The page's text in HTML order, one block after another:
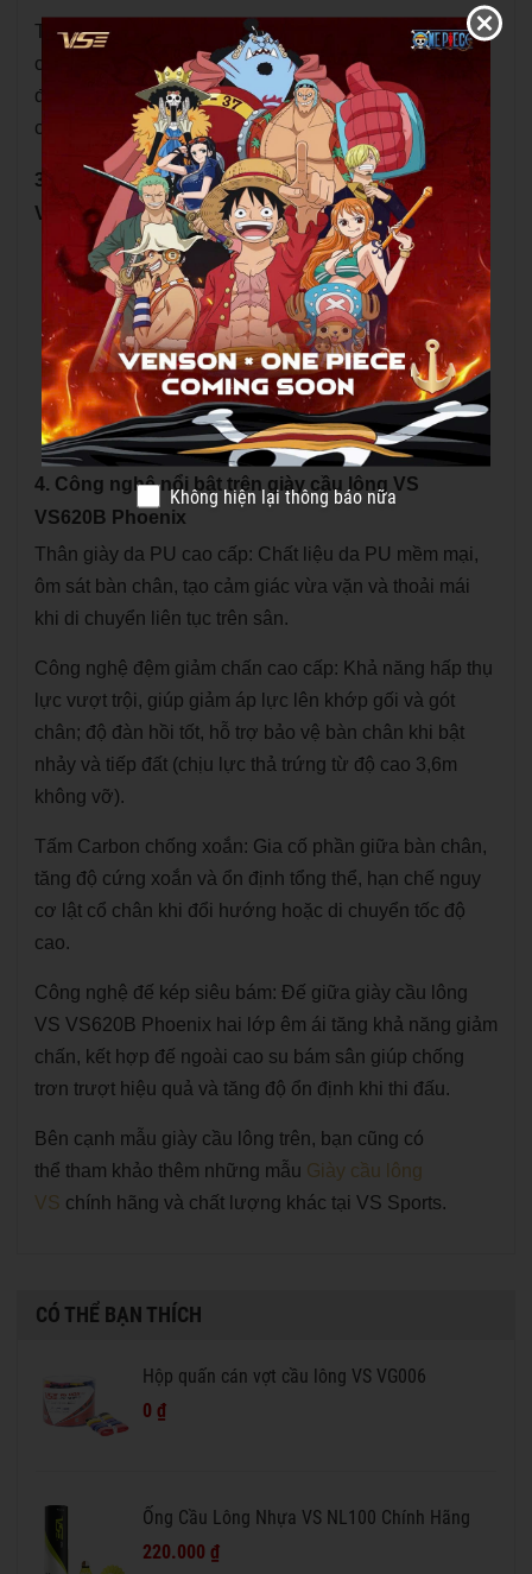
Thoáng khí, dễ chịu khi vận động liên tục: Thân giày
cầu lông VS VS620B Phoenix giúp duy trì độ bền,
đồng thời tăng khả năng lưu thông không khí, giảm
cảm giác bí nóng trong quá trình vận động.
3. Thông số kỹ thuật của giày cầu lông VS
VS620B Phoenix
Thân giày cầu lông VS VS620B Phoenix: Da PU
cao cấp
Đệm giày: Đệm giảm chấn siêu tốt
Đế giữa: Tấm Carbon chống xoắn
Đế giày: Đế kép siêu bám
4. Công nghệ nổi bật trên giày cầu lông VS
VS620B Phoenix
Thân giày da PU cao cấp: Chất liệu da PU mềm mại,
ôm sát bàn chân, tạo cảm giác vừa vặn và thoải mái
khi di chuyển liên tục trên sân.
Công nghệ đệm giảm chấn cao cấp: Khả năng hấp thụ
lực vượt trội, giúp giảm áp lực lên khớp gối và gót
chân; độ đàn hồi tốt, hỗ trợ bảo vệ bàn chân khi bật
nhảy và tiếp đất (chịu lực thả trứng từ độ cao 3,6m
không vỡ).
Tấm Carbon chống xoắn: Gia cố phần giữa bàn chân,
tăng độ cứng xoắn và ổn định tổng thể, hạn chế nguy
cơ lật cổ chân khi đổi hướng hoặc di chuyển tốc độ
cao.
Công nghệ đế kép siêu bám: Đế giữa giày cầu lông
VS VS620B Phoenix hai lớp êm ái tăng khả năng giảm
chấn, kết hợp đế ngoài cao su bám sân giúp chống
trơn trượt hiệu quả và tăng độ ổn định khi thi đấu.
Bên cạnh mẫu giày cầu lông trên, bạn cũng có
thể tham khảo thêm những mẫu Giày cầu lông
VS chính hãng và chất lượng khác tại VS Sports.
CÓ THỂ BẠN THÍCH
Hộp quấn cán vợt cầu lông VS VG006
0 ₫
Ống Cầu Lông Nhựa VS NL100 Chính Hãng
220.000 ₫
Không hiện lại thông báo nữa